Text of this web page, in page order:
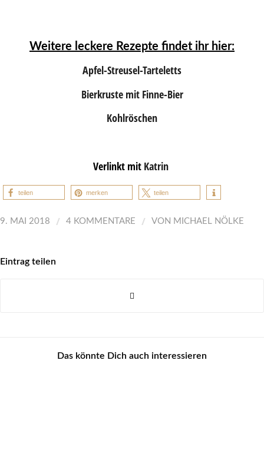
Weitere leckere Rezepte findet ihr hier:
Apfel-Streusel-Tarteletts
Bierkruste mit Finne-Bier
Kohlröschen
Verlinkt mitKatrin
teilen merken teilen
9. MAI 2018 / 4 KOMMENTARE / VON MICHAEL NÖLKE
Eintrag teilen
Das könnte Dich auch interessieren